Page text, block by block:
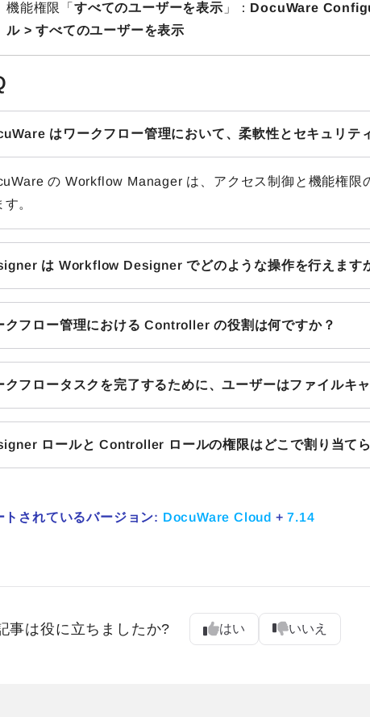
機能権限「 すべてのユーザーを表示 」： DocuWare
ル > すべてのユーザーを表示
はワークフロー管理において、柔軟性とセキュリテ
の Workflow Manager は、アクセス制御と機能権限
。
は Workflow Designer でどのような操作を行えます
クフロー管理における Controller の役割は何ですか？
クフロータスクを完了するために、ユーザーはファイルキ
ロールと Controller ロールの権限はどこで割り当て
トされているバージョン: DocuWare Cloud + 7.14
事は役に立ちましたか? はい いいえ